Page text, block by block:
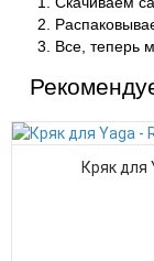
Все, теперь
Кряк для